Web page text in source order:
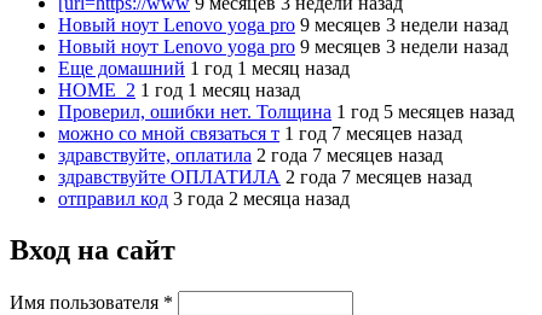
Новый ноут Lenovo yoga pro 9 месяцев 3 недели назад
Новый ноут Lenovo yoga pro 9 месяцев 3 недели назад
Еще домашний 1 год 1 месяц назад
HOME_2 1 год 1 месяц назад
Проверил, ошибки нет. Толщина 1 год 5 месяцев назад
можно со мной связаться т 1 год 7 месяцев назад
здравствуйте, оплатила 2 года 7 месяцев назад
здравствуйте ОПЛАТИЛА 2 года 7 месяцев назад
отправил код 3 года 2 месяца назад
Вход на сайт
Имя пользователя *